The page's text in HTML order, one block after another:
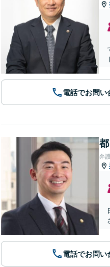
電話でお問い
弁
電話でお問い